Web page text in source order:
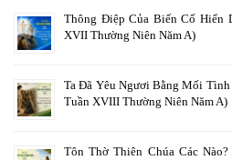
Thông Điệp Của Biến Cố Hiển
XVII Thường Niên Năm A)
Ta Đã Yêu Ngươi Bằng Mối
Tuần XVIII Thường Niên Năm A)
Tôn Thờ Thiên Chúa Các